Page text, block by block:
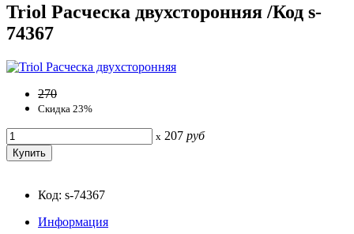
Triol Расческа двухсторонняя /Код s-
74367
270
Скидка 23%
x 207 руб
Код: s-74367
Информация